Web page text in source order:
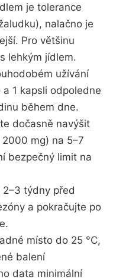
je tolerance
nalačno je
Pro většinu
lehkým jídlem.
užívání
1 kapsli odpoledne
během dne.
dočasně navýšit
mg) na 5–7
bezpečný limit na
2–3 týdny před
a pokračujte po
místo do 25 °C,
balení
data minimální